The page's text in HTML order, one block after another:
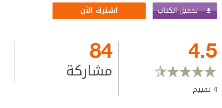
تحميل الكتاب اشترك الآن
4.5
4 تقييم
84
مشاركة